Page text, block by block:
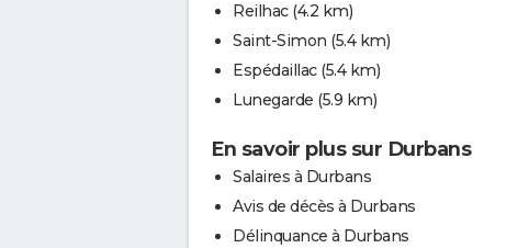
Reilhac (4.2 km)
Saint-Simon (5.4 km)
Espédaillac (5.4 km)
Lunegarde (5.9 km)
En savoir plus sur Durbans
Salaires à Durbans
Avis de décès à Durbans
Délinquance à Durbans